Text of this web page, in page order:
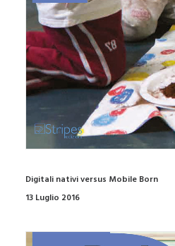
Digitali nativi versus Mobile Born
13 Luglio 2016